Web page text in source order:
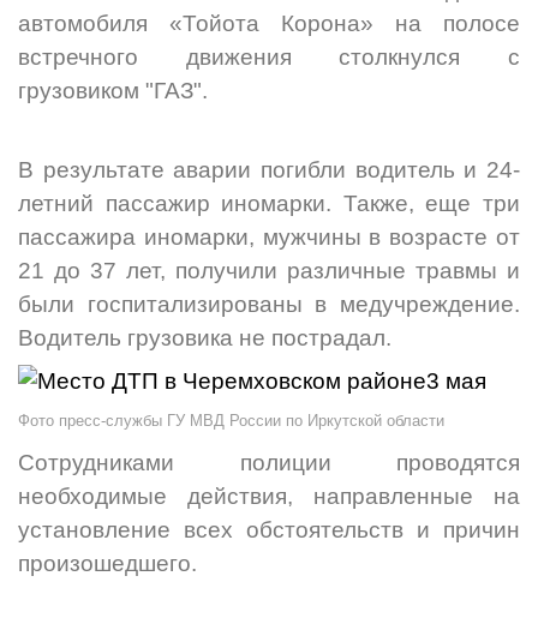
автомобиля «Тойота Корона» на полосе
встречного движения столкнулся с
грузовиком "ГАЗ".
В результате аварии погибли водитель и 24-
летний пассажир иномарки. Также, еще три
пассажира иномарки, мужчины в возрасте от
21 до 37 лет, получили различные травмы и
были госпитализированы в медучреждение.
Водитель грузовика не пострадал.
Фото пресс-службы ГУ МВД России по Иркутской области
Сотрудниками полиции проводятся
необходимые действия, направленные на
установление всех обстоятельств и причин
произошедшего.